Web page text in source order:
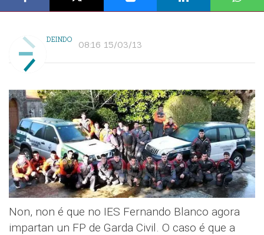
DEINDO 08:16 15/03/13
Non, non é que no IES Fernando Blanco agora
impartan un FP de Garda Civil. O caso é que a